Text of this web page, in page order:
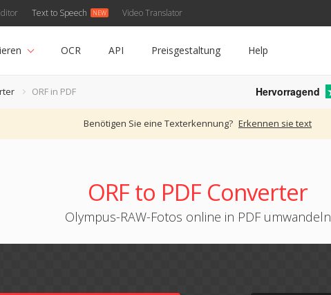
Text to Speech Video Translator
OCR API Preisgestaltung Help
ORF in PDF Hervorragend
Benötigen Sie eine Texterkennung? Erkennen sie text
ORF to PDF Converter
Olympus-RAW-Fotos online in PDF umwandeln